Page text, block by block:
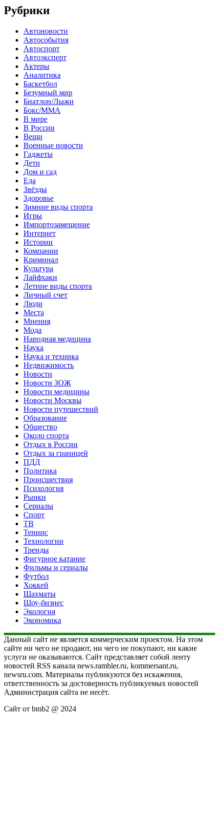
Рубрики
Автоновости
Автособытия
Автоспорт
Автоэксперт
Актеры
Аналитика
Баскетбол
Безумный мир
Биатлон/Лыжи
Бокс/MMA
В мире
В России
Вещи
Военные новости
Гаджеты
Дети
Дом и сад
Еда
Звёзды
Здоровье
Зимние виды спорта
Игры
Импортозамещение
Интернет
Истории
Компании
Криминал
Культура
Лайфхаки
Летние виды спорта
Личный счет
Люди
Места
Мнения
Мода
Народная медицина
Наука
Наука и техника
Недвижимость
Новости
Новости ЗОЖ
Новости медицины
Новости Москвы
Новости путешествий
Образование
Общество
Около спорта
Отдых в России
Отдых за границей
ПДД
Политика
Происшествия
Психология
Рынки
Сериалы
Спорт
ТВ
Теннис
Технологии
Тренды
Фигурное катание
Фильмы и сериалы
Футбол
Хоккей
Шахматы
Шоу-бизнес
Экология
Экономика
Данный сайт не является коммерческим проектом. На этом
сайте ни чего не продают, ни чего не покупают, ни какие
услуги не оказываются. Сайт представляет собой ленту
новостей RSS канала news.rambler.ru, kommersant.ru,
newsru.com. Материалы публикуются без искажения,
ответственность за достоверность публикуемых новостей
Администрация сайта не несёт.
Сайт от bmb2 @ 2024